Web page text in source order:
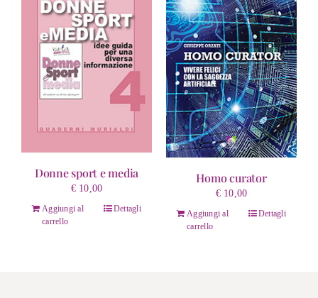
Donne sport e media
€10,00
Aggiungi al
carrello
Dettagli
Homo curator
€10,00
Aggiungi al
carrello
Dettagli